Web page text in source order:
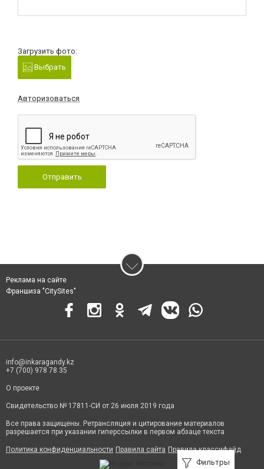
Загрузить фото:
Выбрать
Авторизоваться
Отправить
Фильтры
Реклама на сайте
Франшиза "CitySites"
info@inkaragandy.kz
+7 (700) 978 78 35
О проекте
Свидетельство № 17811-СИ от 26 июля 2019 года
Все права защищены. Ретрансляция и цитирование материалов
разрешается при указании гиперссылки в первом абзаце текста
Политика конфиденциальности Правила сайта Правила классифайд